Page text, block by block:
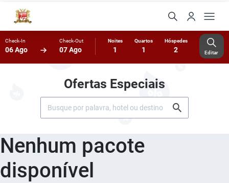
Check-In
06 Ago
Check-Out
07 Ago
Noites
1
Quartos
1
Hóspedes
2 Editar
Ofertas Especiais
Nenhum pacote
disponível